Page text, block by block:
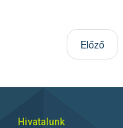
Előző
Hivatalunk